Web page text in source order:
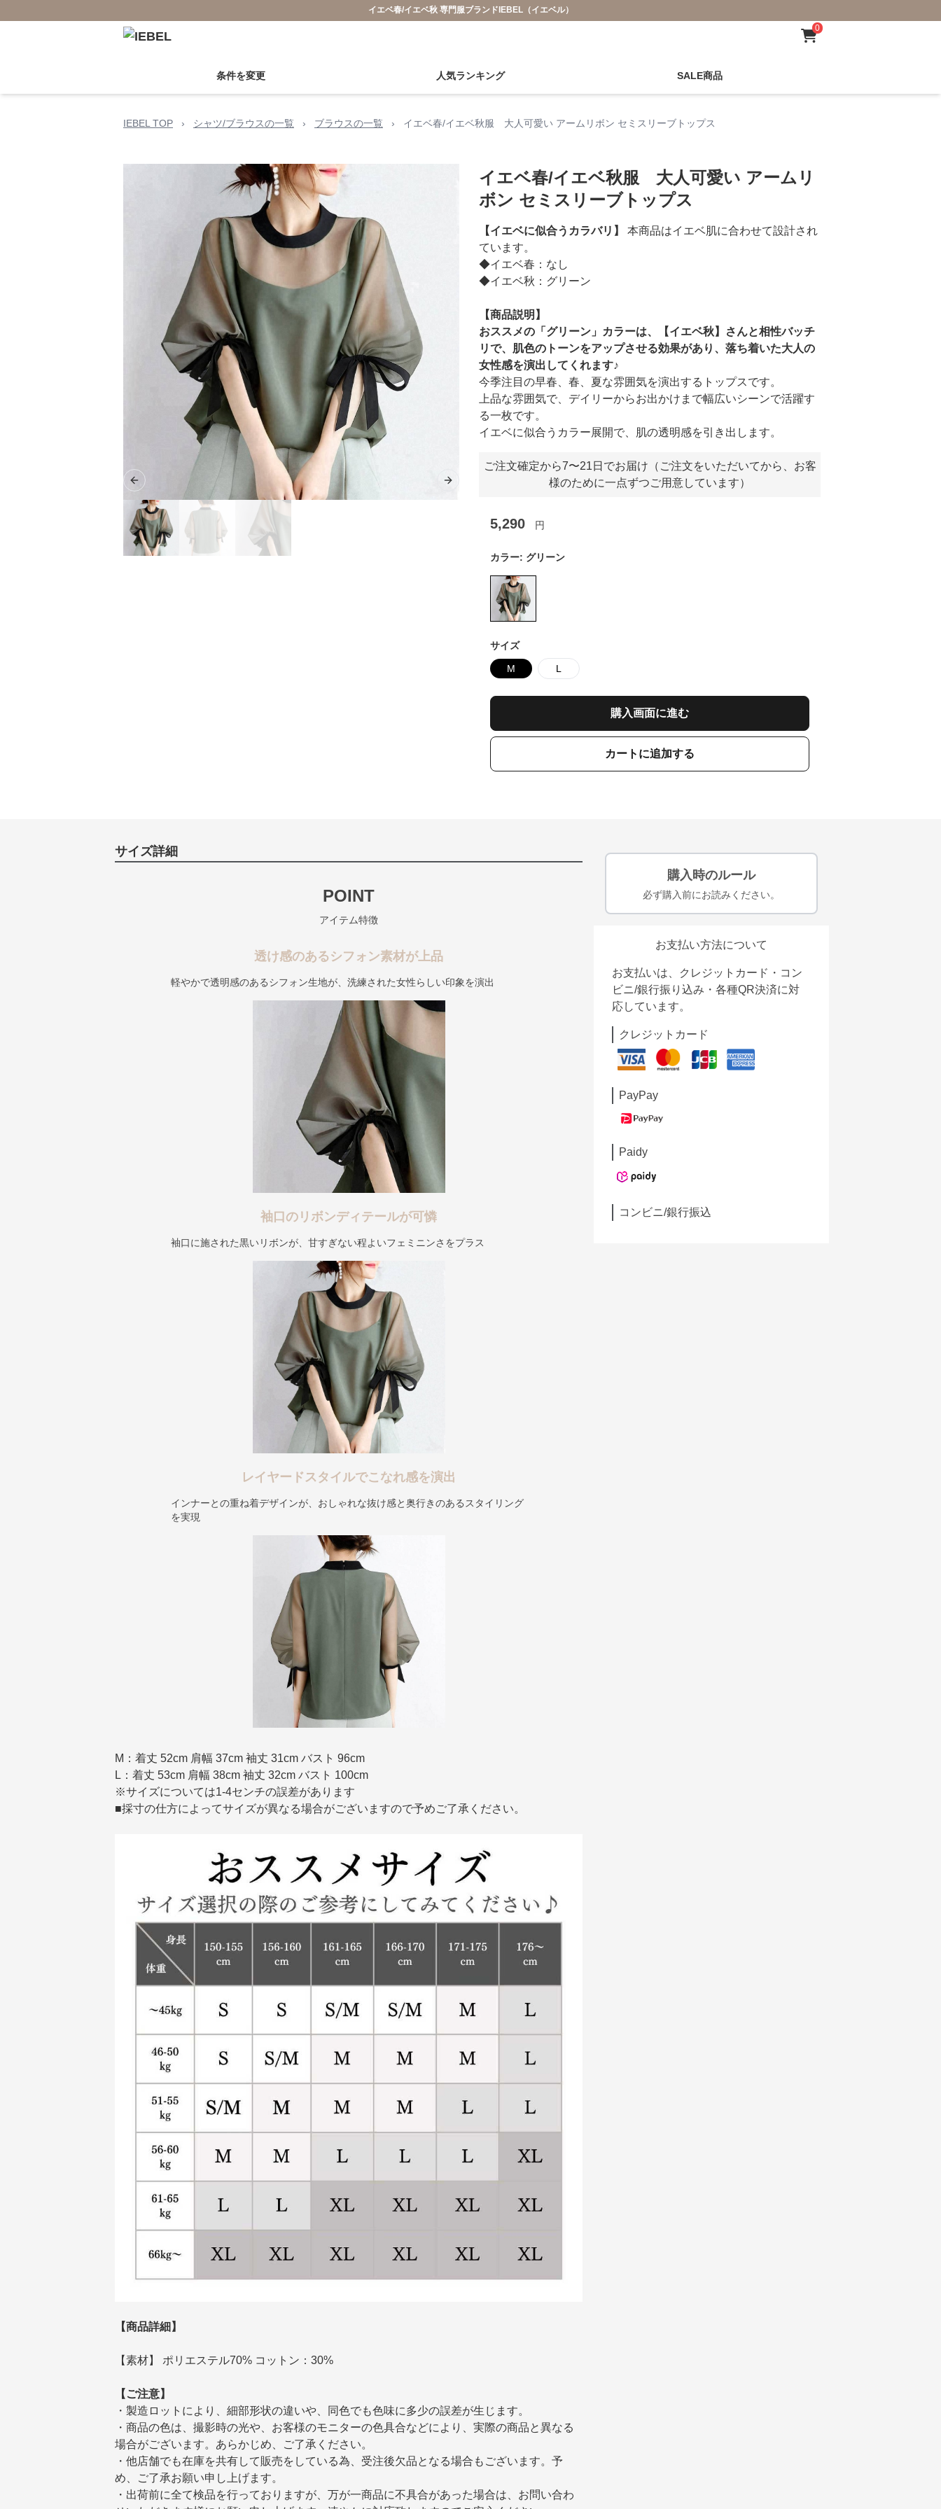
イエベ春/イエベ秋 専門服ブランドIEBEL（イエベル）
0
条件を変更 人気ランキング SALE商品
IEBEL TOP › シャツ/ブラウスの一覧 › ブラウスの一覧 › イエベ春/イエベ秋服 大人可愛い アームリボン セミスリーブトップス
Previous slide Next slide
イエベ春/イエベ秋服 大人可愛い アームリ
ボン セミスリーブトップス
【イエベに似合うカラバリ】
本商品はイエベ肌に合わせて設計され
ています。
◆イエベ春：なし
◆イエベ秋：グリーン
【商品説明】
おススメの「グリーン」カラーは、【イエベ秋】さんと相性バッチ
リで、肌色のトーンをアップさせる効果があり、落ち着いた大人の
女性感を演出してくれます♪
今季注目の早春、春、夏な雰囲気を演出するトップスです。
上品な雰囲気で、デイリーからお出かけまで幅広いシーンで活躍す
る一枚です。
イエベに似合うカラー展開で、肌の透明感を引き出します。
ご注文確定から7〜21日でお届け（ご注文をいただいてから、お客
様のために一点ずつご用意しています）
5,290 円
カラー: グリーン
サイズ
M L
購入画面に進む
カートに追加する
サイズ詳細
POINT
アイテム特徴
透け感のあるシフォン素材が上品
軽やかで透明感のあるシフォン生地が、洗練された女性らしい印象を演出
袖口のリボンディテールが可憐
袖口に施された黒いリボンが、甘すぎない程よいフェミニンさをプラス
レイヤードスタイルでこなれ感を演出
インナーとの重ね着デザインが、おしゃれな抜け感と奥行きのあるスタイリング
を実現
M：着丈 52cm 肩幅 37cm 袖丈 31cm バスト 96cm
L：着丈 53cm 肩幅 38cm 袖丈 32cm バスト 100cm
※サイズについては1-4センチの誤差があります
■採寸の仕方によってサイズが異なる場合がございますので予めご了承ください。
【商品詳細】
【素材】 ポリエステル70% コットン：30%
【ご注意】
・製造ロットにより、細部形状の違いや、同色でも色味に多少の誤差が生じます。
・商品の色は、撮影時の光や、お客様のモニターの色具合などにより、実際の商品と異なる
場合がございます。あらかじめ、ご了承ください。
・他店舗でも在庫を共有して販売をしている為、受注後欠品となる場合もございます。予
め、ご了承お願い申し上げます。
・出荷前に全て検品を行っておりますが、万が一商品に不具合があった場合は、お問い合わ
購入時のルール
必ず購入前にお読みください。
お支払い方法について
お支払いは、クレジットカード・コン
ビニ/銀行振り込み・各種QR決済に対
応しています。
クレジットカード
PayPay
Paidy
コンビニ/銀行振込